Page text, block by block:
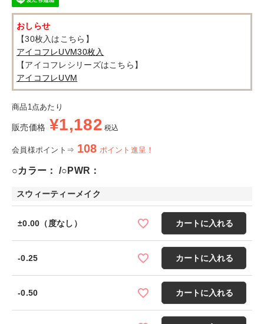
おしらせ
【30枚入はこちら】
アイコフレUVM30枚入
【アイコフレシリーズはこちら】
アイコフレUVM
商品1点あたり
販売価格 ¥1,182 税込
会員様ポイント⇒ 108 ポイント進呈！
○カラー： ○PWR：
スウィーティーメイク
±0.00（度なし） カートに入れる
-0.25 カートに入れる
-0.50 カートに入れる